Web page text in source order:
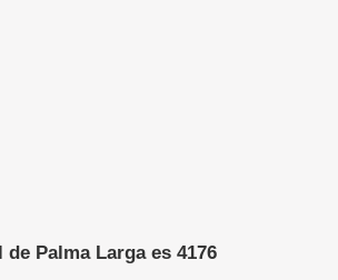
Palma Larga es 4176